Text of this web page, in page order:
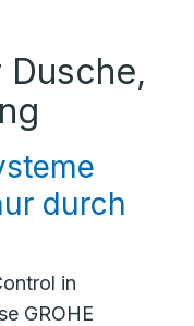
Dusche,
durch
in
GROHE